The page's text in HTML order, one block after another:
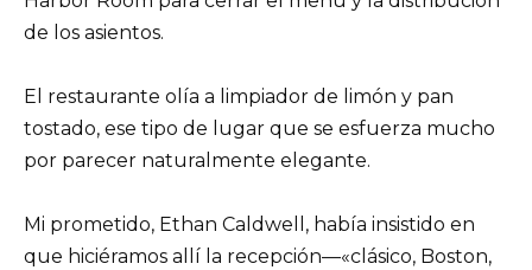
de los asientos.
El restaurante olía a limpiador de limón y pan
tostado, ese tipo de lugar que se esfuerza mucho
por parecer naturalmente elegante.
Mi prometido, Ethan Caldwell, había insistido en
que hiciéramos allí la recepción—«clásico, Boston,